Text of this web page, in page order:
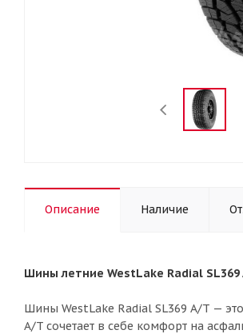
Описание Наличие
Шины летние WestLake Radial SL369
Шины WestLake Radial SL369 A/T —
A/T сочетает в себе комфорт на